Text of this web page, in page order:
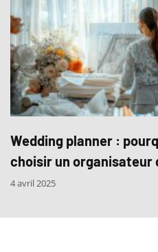
Wedding planner :
choisir un organisateur
4 avril 2025